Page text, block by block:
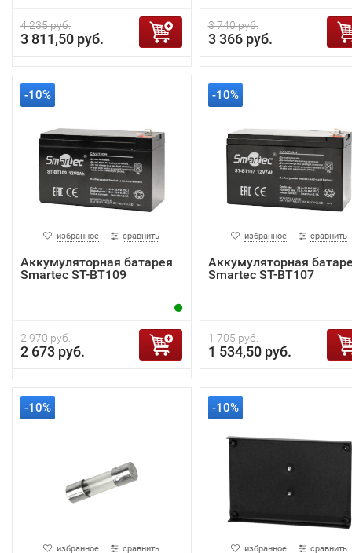
4 235 руб.
3 811,50 руб.
3 740 руб.
3 366 руб.
-10%
избранное сравнить
Аккумуляторная батарея
Smartec ST-BT109
2 970 руб.
2 673 руб.
-10%
избранное сравнить
Аккумуляторная
Smartec ST-BT107
1 705 руб.
1 534,50 руб.
-10%
избранное сравнить
-10%
избранное сравнить